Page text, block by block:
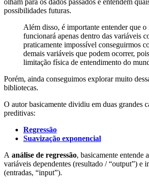
possibilidades futuras.
Além disso, é importante entender que o
funcionará apenas dentro das variáveis
praticamente impossível conseguirmos
demais variáveis que podem ocorrer,
limitação física de entendimento do
Porém, ainda conseguimos explorar muito
bibliotecas.
O autor basicamente dividiu em duas grandes
preditivas:
Regressão
Suavização exponencial
A análise de regressão, basicamente entende
variáveis dependentes (resultado / “output”) e
(entradas, “input”).